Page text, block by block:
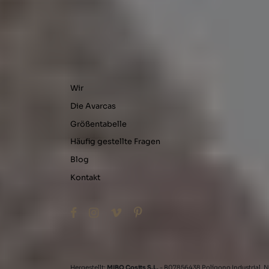
Wir
Die Avarcas
Größentabelle
Häufig gestellte Fragen
Blog
Kontakt